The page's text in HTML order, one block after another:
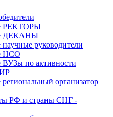
РЕКТОРЫ
ДЕКАНЫ
руководители
НСО
по активности
организатор
РФ и страны СНГ -